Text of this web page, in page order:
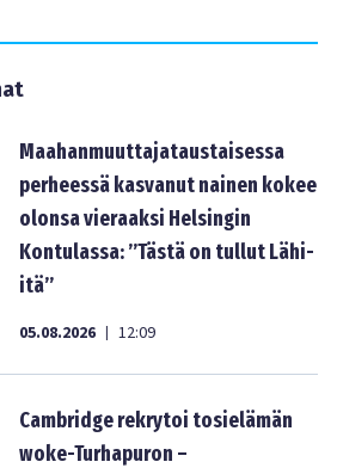
Maahanmuuttajataustaisessa
perheessä kasvanut nainen kokee
olonsa vieraaksi Helsingin
Kontulassa: ”Tästä on tullut Lähi-
itä”
05.08.2026 | 12:09
Cambridge rekrytoi tosielämän
woke-Turhapuron –